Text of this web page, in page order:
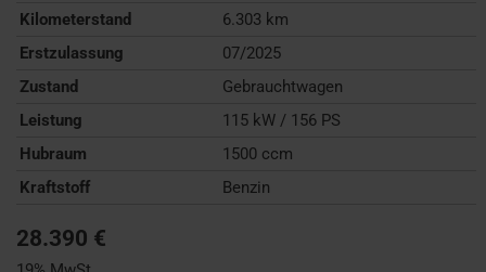
Kilometerstand
6.303 km
Erstzulassung
07/2025
Zustand
Gebrauchtwagen
Leistung
115 kW / 156 PS
Hubraum
1500 ccm
Kraftstoff
Benzin
28.390 €